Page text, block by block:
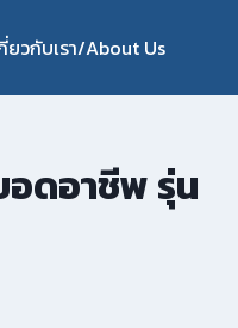
ยวกับเรา/About Us
ดอาชีพ รุ่น